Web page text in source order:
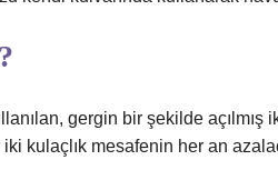
gergin bir şekilde açılmış
kulaçlık mesafenin her an